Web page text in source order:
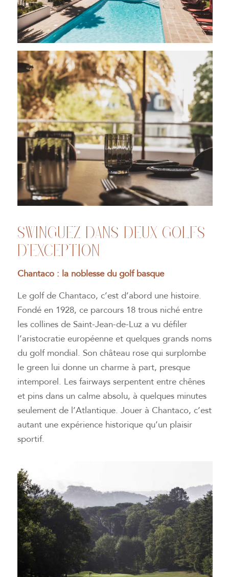
SWINGUEZ DANS DEUX GOLFS
D’EXCEPTION
Chantaco : la noblesse du golf basque
Le golf de Chantaco, c’est d’abord une histoire.
Fondé en 1928, ce parcours 18 trous niché entre
les collines de Saint-Jean-de-Luz a vu défiler
l’aristocratie européenne et quelques grands noms
du golf mondial. Son château rose qui surplombe
le green lui donne un charme à part, presque
intemporel. Les fairways serpentent entre chênes
et pins dans un calme absolu, à quelques minutes
seulement de l’Atlantique. Jouer à Chantaco, c’est
autant une expérience historique qu’un plaisir
sportif.